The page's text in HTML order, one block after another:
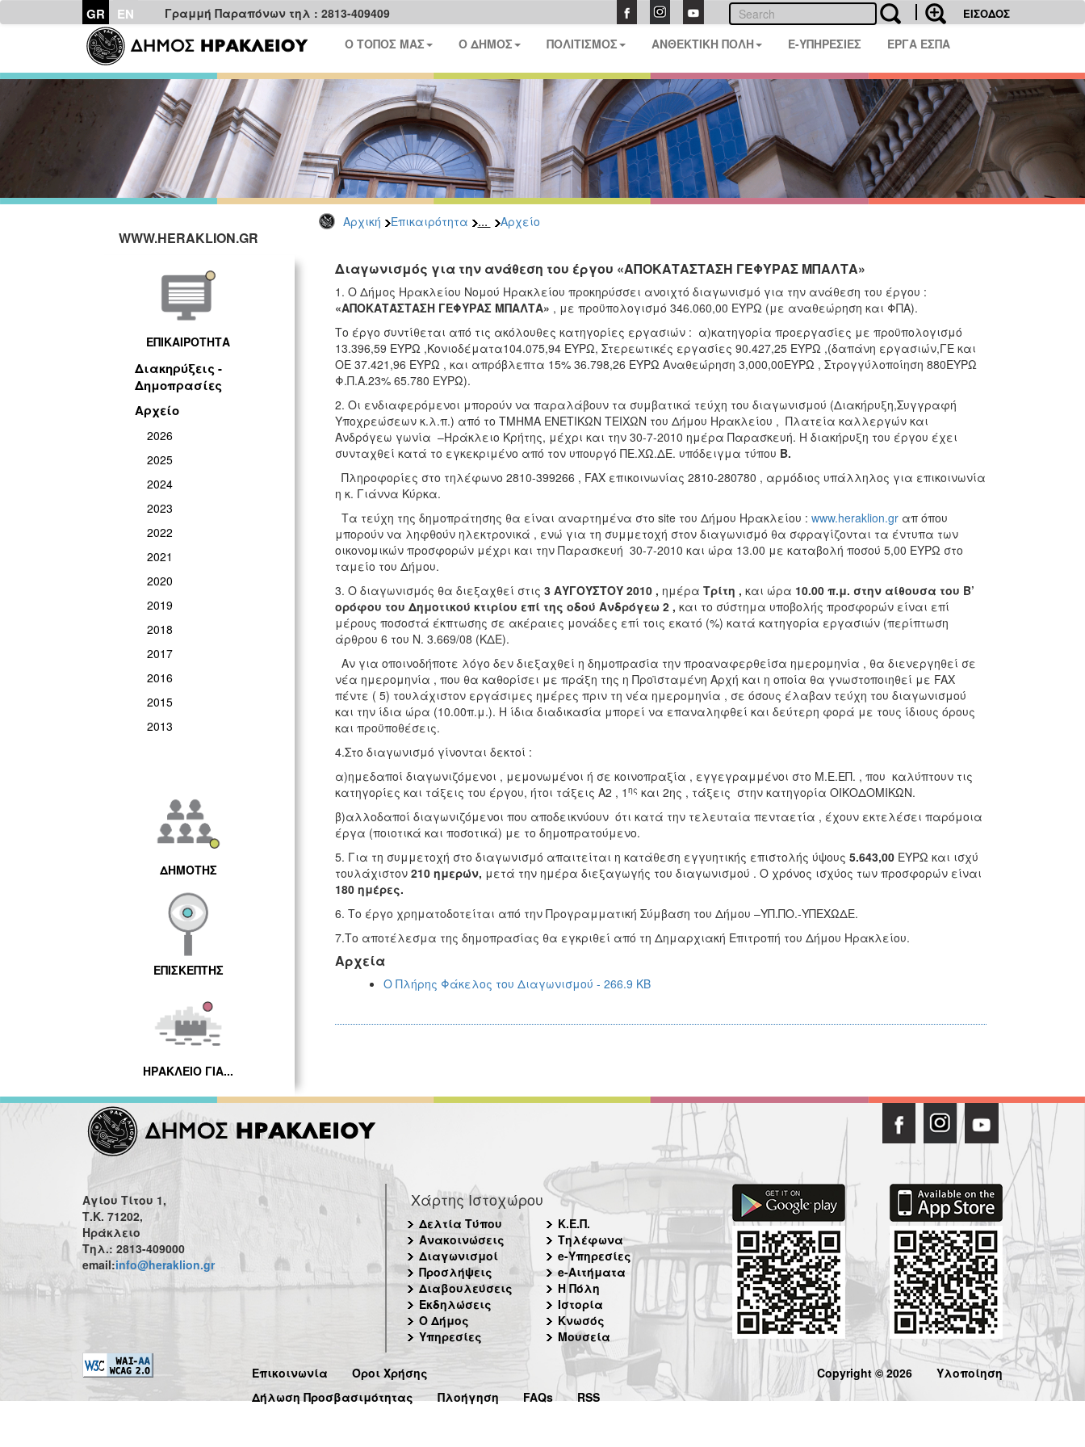
GR EN Γραμμή Παραπόνων τηλ : 2813-409409 ΕΙΣΟΔΟΣ
Ο ΤΟΠΟΣ ΜΑΣ Ο ΔΗΜΟΣ ΠΟΛΙΤΙΣΜΟΣ ΑΝΘΕΚΤΙΚΗ ΠΟΛΗ E-ΥΠΗΡΕΣΙΕΣ ΕΡΓΑ ΕΣΠΑ
Αρχική Επικαιρότητα ... Αρχείο
WWW.HERAKLION.GR
ΕΠΙΚΑΙΡΟΤΗΤΑ
Διακηρύξεις -
Δημοπρασίες
Αρχείο
2026
2025
2024
2023
2022
2021
2020
2019
2018
2017
2016
2015
2013
ΔΗΜΟΤΗΣ
ΕΠΙΣΚΕΠΤΗΣ
ΗΡΑΚΛΕΙΟ ΓΙΑ...
Διαγωνισμός για την ανάθεση του έργου «ΑΠΟΚΑΤΑΣΤΑΣΗ ΓΕΦΥΡΑΣ ΜΠΑΛΤΑ»
1. Ο Δήμος Ηρακλείου Νομού Ηρακλείου προκηρύσσει ανοιχτό διαγωνισμό για την ανάθεση του έργου :
«ΑΠΟΚΑΤΆΣΤΑΣΗ ΓΕΦΥΡΑΣ ΜΠΑΛΤΑ» , με προϋπολογισμό 346.060,00 ΕΥΡΩ (με αναθεώρηση και ΦΠΑ).
Το έργο συντίθεται από τις ακόλουθες κατηγορίες εργασιών : α)κατηγορία προεργασίες με προϋπολογισμό
13.396,59 ΕΥΡΩ ,Κονιοδέματα104.075,94 ΕΥΡΩ, Στερεωτικές εργασίες 90.427,25 ΕΥΡΩ ,(δαπάνη εργασιών,ΓΕ και
ΟΕ 37.421,96 ΕΥΡΩ , και απρόβλεπτα 15% 36.798,26 ΕΥΡΩ Αναθεώρηση 3,000,00ΕΥΡΩ , Στρογγύλοποίηση 880ΕΥΡΩ
Φ.Π.Α.23% 65.780 ΕΥΡΩ).
2. Οι ενδιαφερόμενοι μπορούν να παραλάβουν τα συμβατικά τεύχη του διαγωνισμού (Διακήρυξη,Συγγραφή
Υποχρεώσεων κ.λ.π.) από το ΤΜΗΜΑ ΕΝΕΤΙΚΩΝ ΤΕΙΧΩΝ του Δήμου Ηρακλείου , Πλατεία καλλεργών και
Ανδρόγεω γωνία –Ηράκλειο Κρήτης, μέχρι και την 30-7-2010 ημέρα Παρασκευή. Η διακήρυξη του έργου έχει
συνταχθεί κατά το εγκεκριμένο από τον υπουργό ΠΕ.ΧΩ.ΔΕ. υπόδειγμα τύπου Β.
Πληροφορίες στο τηλέφωνο 2810-399266 , FAX επικοινωνίας 2810-280780 , αρμόδιος υπάλληλος για επικοινωνία
η κ. Γιάννα Κύρκα.
Τα τεύχη της δημοπράτησης θα είναι αναρτημένα στο site του Δήμου Ηρακλείου : www.heraklion.grαπ όπου
μπορούν να ληφθούν ηλεκτρονικά , ενώ για τη συμμετοχή στον διαγωνισμό θα σφραγίζονται τα έντυπα των
οικονομικών προσφορών μέχρι και την Παρασκευή 30-7-2010 και ώρα 13.00 με καταβολή ποσού 5,00 ΕΥΡΩ στο
ταμείο του Δήμου.
3. Ο διαγωνισμός θα διεξαχθεί στις 3 ΑΥΓΟΥΣΤΟΥ 2010 , ημέρα Τρίτη , και ώρα 10.00 π.μ. στην αίθουσα του Β’
ορόφου του Δημοτικού κτιρίου επί της οδού Ανδρόγεω 2 , και το σύστημα υποβολής προσφορών είναι επί
μέρους ποσοστά έκπτωσης σε ακέραιες μονάδες επί τοις εκατό (%) κατά κατηγορία εργασιών (περίπτωση
άρθρου 6 του Ν. 3.669/08 (ΚΔΕ).
Αν για οποινοδήποτε λόγο δεν διεξαχθεί η δημοπρασία την προαναφερθείσα ημερομηνία , θα διενεργηθεί σε
νέα ημερομηνία , που θα καθορίσει με πράξη της η Προϊσταμένη Αρχή και η οποία θα γνωστοποιηθεί με FAX
πέντε ( 5) τουλάχιστον εργάσιμες ημέρες πριν τη νέα ημερομηνία , σε όσους έλαβαν τεύχη του διαγωνισμού
και την ίδια ώρα (10.00π.μ.). Η ίδια διαδικασία μπορεί να επαναληφθεί και δεύτερη φορά με τους ίδιους όρους
και προϋποθέσεις.
4.Στο διαγωνισμό γίνονται δεκτοί :
α)ημεδαποί διαγωνιζόμενοι , μεμονωμένοι ή σε κοινοπραξία , εγγεγραμμένοι στο Μ.Ε.ΕΠ. , που καλύπτουν τις
κατηγορίες και τάξεις του έργου, ήτοι τάξεις Α2 , 1 ης και 2ης , τάξεις στην κατηγορία ΟΙΚΟΔΟΜΙΚΩΝ.
β)αλλοδαποί διαγωνιζόμενοι που αποδεικνύουν ότι κατά την τελευταία πενταετία , έχουν εκτελέσει παρόμοια
έργα (ποιοτικά και ποσοτικά) με το δημοπρατούμενο.
5. Για τη συμμετοχή στο διαγωνισμό απαιτείται η κατάθεση εγγυητικής επιστολής ύψους 5.643,00 ΕΥΡΩ και ισχύ
τουλάχιστον 210 ημερών, μετά την ημέρα διεξαγωγής του διαγωνισμού . Ο χρόνος ισχύος των προσφορών είναι
180 ημέρες.
6. Το έργο χρηματοδοτείται από την Προγραμματική Σύμβαση του Δήμου –ΥΠ.ΠΟ.-ΥΠΕΧΩΔΕ.
7.Το αποτέλεσμα της δημοπρασίας θα εγκριθεί από τη Δημαρχιακή Επιτροπή του Δήμου Ηρακλείου.
Αρχεία
Ο Πλήρης Φάκελος του Διαγωνισμού - 266.9 KB
Αγίου Τίτου 1,
Τ.Κ. 71202,
Ηράκλειο
Τηλ.: 2813-409000
email:info@heraklion.gr
Χάρτης Ιστοχώρου
Δελτία Τύπου
Ανακοινώσεις
Διαγωνισμοί
Προσλήψεις
Διαβουλεύσεις
Εκδηλώσεις
Ο Δήμος
Υπηρεσίες
Κ.Ε.Π.
Τηλέφωνα
e-Υπηρεσίες
e-Αιτήματα
Η Πόλη
Ιστορία
Κνωσός
Μουσεία
Επικοινωνία
Όροι Χρήσης
Δήλωση Προσβασιμότητας
Πλοήγηση FAQs RSS
Copyright © 2026 Υλοποίηση